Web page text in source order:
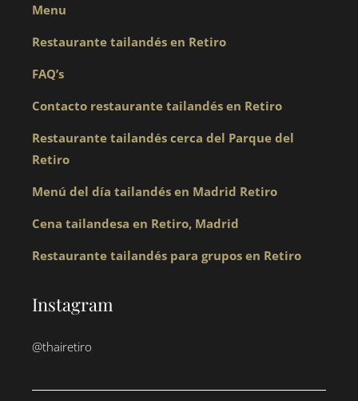
Menu
Restaurante tailandés en Retiro
FAQ’s
Contacto restaurante tailandés en Retiro
Restaurante tailandés cerca del Parque del
Retiro
Menú del día tailandés en Madrid Retiro
Cena tailandesa en Retiro, Madrid
Restaurante tailandés para grupos en Retiro
Instagram
@thairetiro